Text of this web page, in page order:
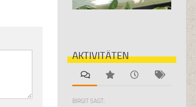
AKTIVITÄTEN
BIRGIT SAGT: